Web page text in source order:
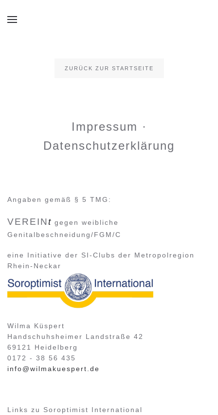
ZURÜCK ZUR STARTSEITE
Impressum ·
Datenschutzerklärung
Angaben gemäß § 5 TMG:
VEREINt gegen weibliche
Genitalbeschneidung/FGM/C
eine Initiative der SI-Clubs der Metropolregion
Rhein-Neckar
Wilma Küspert
Handschuhsheimer Landstraße 42
69121 Heidelberg
0172 - 38 56 435
info@wilmakuespert.de
Links zu Soroptimist International